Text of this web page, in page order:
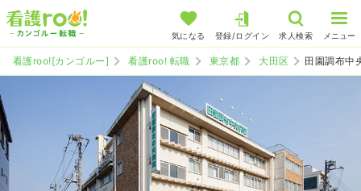
気になる 登録/ログイン 求人検索 メニュー
看護roo![カンゴルー] 看護roo! 転職 東京都 大田区 田園調布中